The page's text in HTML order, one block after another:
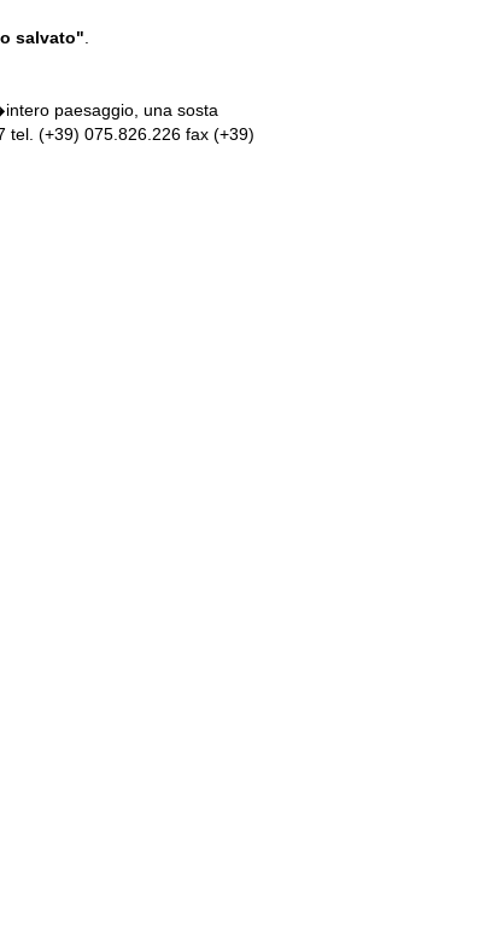
salvato"
paesaggio, una sosta
tel. (+39) 075.826.226 fax (+39)